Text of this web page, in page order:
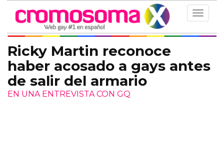
Toggle
Ricky Martin reconoce
haber acosado a gays antes
de salir del armario
EN UNA ENTREVISTA CON GQ